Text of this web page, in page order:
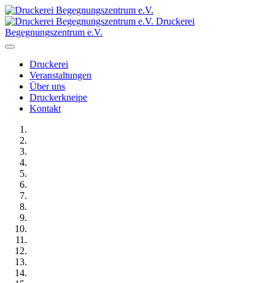
Druckerei
Begegnungszentrum e.V.
Druckerei
Veranstaltungen
Über uns
Druckerkneipe
Kontakt